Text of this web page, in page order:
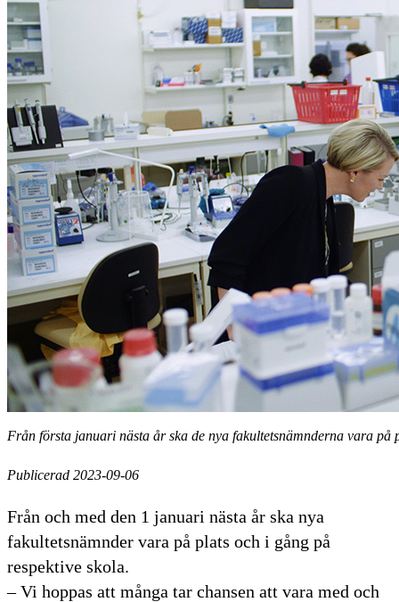
Från första januari nästa år ska de nya fakultetsnämnderna vara
Publicerad 2023-09-06
Från och med den 1 januari nästa år ska nya
fakultetsnämnder vara på plats och i gång på
respektive skola.
– Vi hoppas att många tar chansen att vara med och